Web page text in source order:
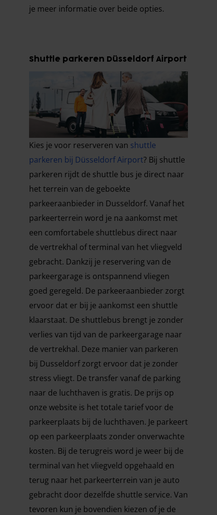
je meer informatie over beide opties.
Shuttle parkeren Düsseldorf Airport
Kies je voor reserveren van shuttle
parkeren bij Düsseldorf Airport? Bij shuttle
parkeren rijdt de shuttle bus je direct naar
het terrein van de geboekte
parkeeraanbieder in Dusseldorf. Vanaf het
parkeerterrein word je na aankomst met
een comfortabele shuttlebus direct naar
de vertrekhal of terminal van het vliegveld
gebracht. Dankzij je reservering van de
parkeergarage is ontspannend vliegen
goed geregeld. De parkeeraanbieder zorgt
ervoor dat er bij je aankomst een shuttle
klaarstaat. De shuttlebus brengt je zonder
verlies van tijd van de parkeergarage naar
de vertrekhal. Deze manier van parkeren
bij Dusseldorf zorgt ervoor dat je zonder
stress vliegt. De transfer vanaf de parking
naar de luchthaven is gratis. De prijs op
onze website is het totale tarief voor de
parkeerplaats bij de luchthaven. Je parkeert
op een parkeerplaats zonder onverwachte
kosten. Bij de terugreis word je weer bij de
terminal van het vliegveld opgehaald en
terug naar het parkeerterrein van je auto
gebracht door dezelfde shuttle service. Van
tevoren kun je bovendien kiezen of je de